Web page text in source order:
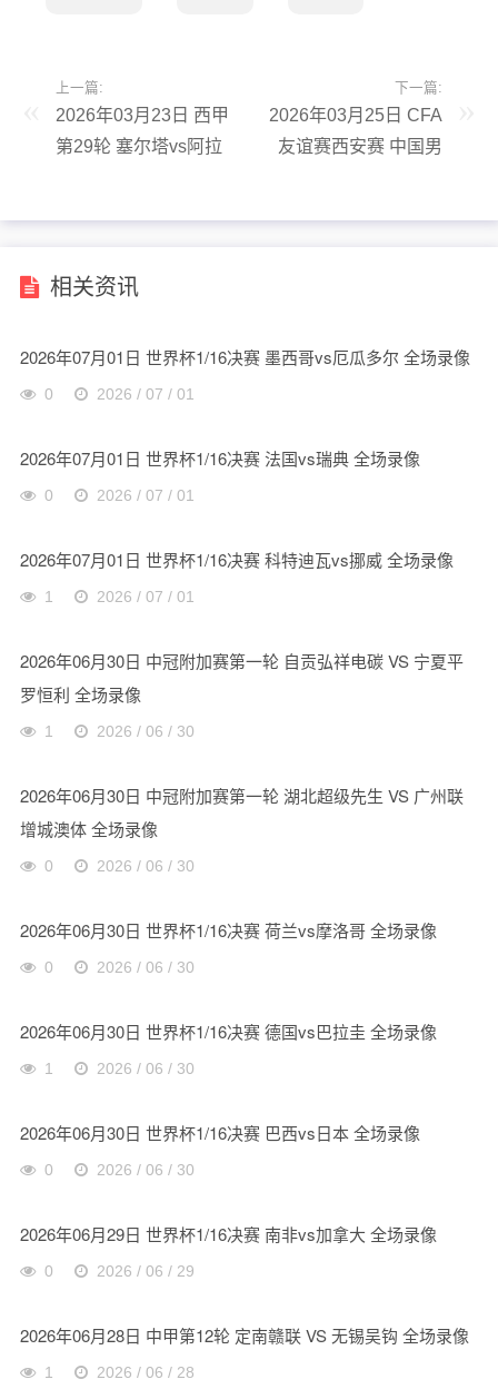
上一篇:
2026年03月23日 西甲
第29轮 塞尔塔vs阿拉
下一篇:
2026年03月25日 CFA
友谊赛西安赛 中国男
相关资讯
2026年07月01日 世界杯1/16决赛 墨西哥vs厄瓜多尔 全场录像
0 2026 / 07 / 01
2026年07月01日 世界杯1/16决赛 法国vs瑞典 全场录像
0 2026 / 07 / 01
2026年07月01日 世界杯1/16决赛 科特迪瓦vs挪威 全场录像
1 2026 / 07 / 01
2026年06月30日 中冠附加赛第一轮 自贡弘祥电碳 VS 宁夏平
罗恒利 全场录像
1 2026 / 06 / 30
2026年06月30日 中冠附加赛第一轮 湖北超级先生 VS 广州联
增城澳体 全场录像
0 2026 / 06 / 30
2026年06月30日 世界杯1/16决赛 荷兰vs摩洛哥 全场录像
0 2026 / 06 / 30
2026年06月30日 世界杯1/16决赛 德国vs巴拉圭 全场录像
1 2026 / 06 / 30
2026年06月30日 世界杯1/16决赛 巴西vs日本 全场录像
0 2026 / 06 / 30
2026年06月29日 世界杯1/16决赛 南非vs加拿大 全场录像
0 2026 / 06 / 29
2026年06月28日 中甲第12轮 定南赣联 VS 无锡吴钩 全场录像
1 2026 / 06 / 28